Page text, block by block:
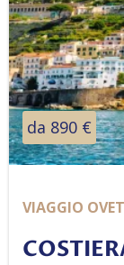
da 890 €
VIAGGIO OVET